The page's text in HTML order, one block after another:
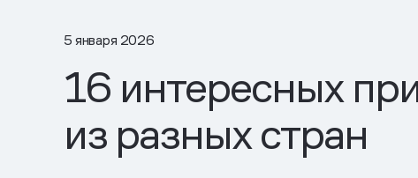
5 января 2026
16 интересных
из разных стран